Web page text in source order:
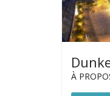
À